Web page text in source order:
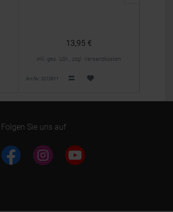
13,95 €
inkl. ges. USt., zzgl. Versandkosten
Art.Nr. 3272811
Folgen Sie uns auf